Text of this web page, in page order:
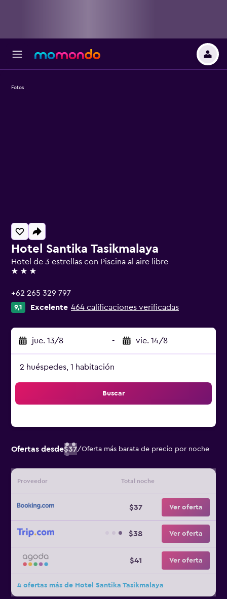
Hotel Santika Tasikmalaya
Hotel de 3 estrellas con Piscina al aire libre
3 estrellas
+62 265 329 797
9,1 Excelente 464 calificaciones verificadas
jue. 13/8 - vie. 14/8
2 huéspedes, 1 habitación
Buscar
Ofertas desde$37/Oferta más barata de precio por noche
Proveedor Total noche
$37 Ver oferta
$38 Ver oferta
$41 Ver oferta
4 ofertas más de Hotel Santika Tasikmalaya
Fotos